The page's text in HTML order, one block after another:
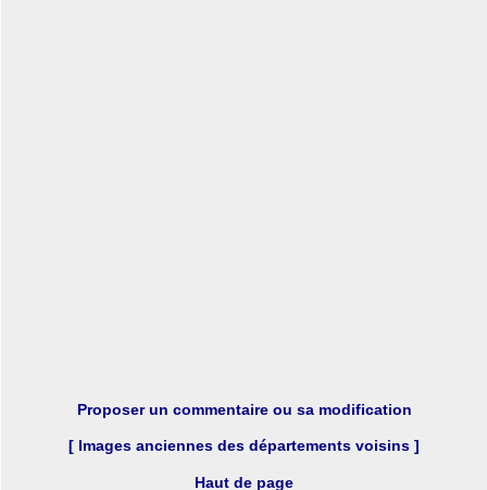
Proposer un commentaire ou sa modification
[ Images anciennes des départements voisins ]
Haut de page